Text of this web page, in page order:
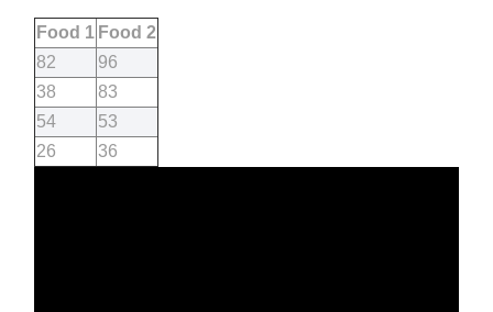
Food 1 Food 2
82
96
38
83
54
53
26
36